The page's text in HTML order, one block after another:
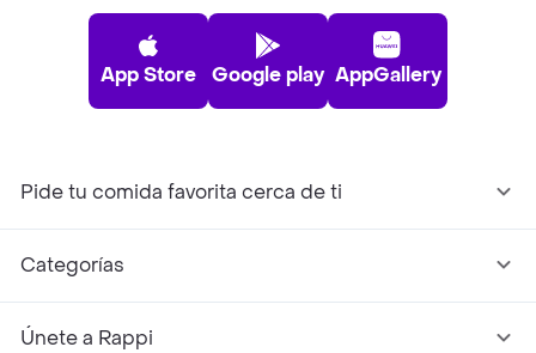
App Store Google play AppGallery
Pide tu comida favorita cerca de ti
Categorías
Únete a Rappi